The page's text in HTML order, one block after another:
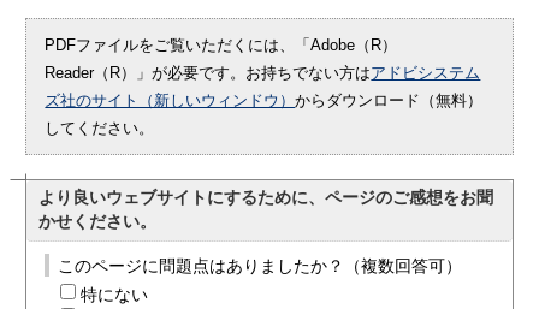
PDFファイルをご覧いただくには、「Adobe（R）
Reader（R）」が必要です。お持ちでない方はアドビシステム
ズ社のサイト（新しいウィンドウ）からダウンロード（無料）
してください。
より良いウェブサイトにするために、ページのご感想をお聞
かせください。
このページに問題点はありましたか？（複数回答可）
特にない